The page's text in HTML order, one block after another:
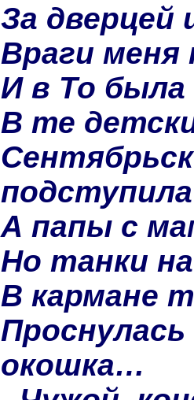
За дверцей
Враги меня
И в То была
В те
А папы с
Но танки
В кармане
окошка…